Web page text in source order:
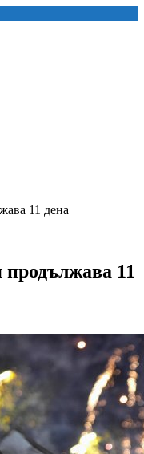
11 дена
продължава 11